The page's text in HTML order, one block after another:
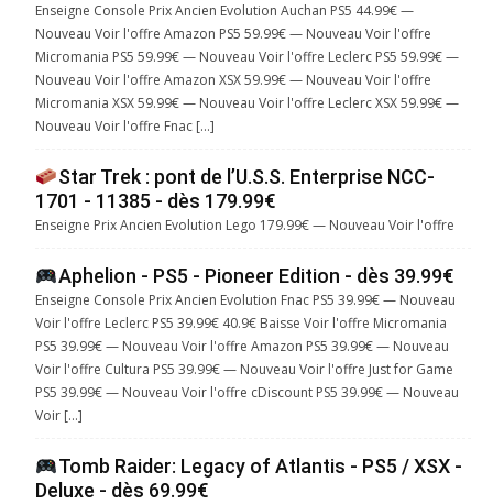
Enseigne Console Prix Ancien Evolution Auchan PS5 44.99€ —
Nouveau Voir l'offre Amazon PS5 59.99€ — Nouveau Voir l'offre
Micromania PS5 59.99€ — Nouveau Voir l'offre Leclerc PS5 59.99€ —
Nouveau Voir l'offre Amazon XSX 59.99€ — Nouveau Voir l'offre
Micromania XSX 59.99€ — Nouveau Voir l'offre Leclerc XSX 59.99€ —
Nouveau Voir l'offre Fnac […]
Star Trek : pont de l’U.S.S. Enterprise NCC-
1701 - 11385 - dès 179.99€
Enseigne Prix Ancien Evolution Lego 179.99€ — Nouveau Voir l'offre
Aphelion - PS5 - Pioneer Edition - dès 39.99€
Enseigne Console Prix Ancien Evolution Fnac PS5 39.99€ — Nouveau
Voir l'offre Leclerc PS5 39.99€ 40.9€ Baisse Voir l'offre Micromania
PS5 39.99€ — Nouveau Voir l'offre Amazon PS5 39.99€ — Nouveau
Voir l'offre Cultura PS5 39.99€ — Nouveau Voir l'offre Just for Game
PS5 39.99€ — Nouveau Voir l'offre cDiscount PS5 39.99€ — Nouveau
Voir […]
Tomb Raider: Legacy of Atlantis - PS5 / XSX -
Deluxe - dès 69.99€